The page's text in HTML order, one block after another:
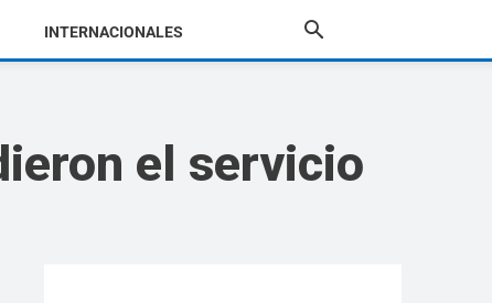
INTERNACIONALES
el servicio